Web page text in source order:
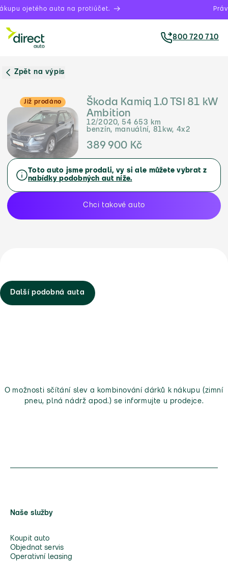
ojetého auta na protiúčet.
800 720 710
Zpět na výpis
Již prodáno
Škoda Kamiq 1.0 TSI 81 kW
Ambition
12/2020, 54 653 km
benzín, manuální, 81kw, 4x2
389 900 Kč
Toto auto jsme prodali, vy si ale můžete vybrat z
nabídky podobných aut níže.
Chci takové auto
Další podobná auta
O možnosti sčítání slev a kombinování dárků k nákupu (zimní
pneu, plná nádrž apod.) se informujte u prodejce.
Naše služby
Koupit auto
Objednat servis
Operativní leasing